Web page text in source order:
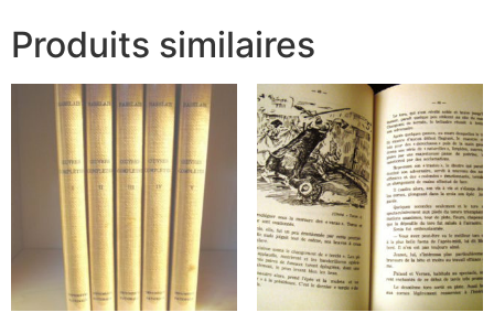
Produits similaires